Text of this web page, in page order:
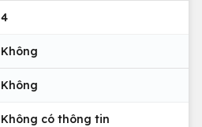
4
Không
Không
Không có thông tin